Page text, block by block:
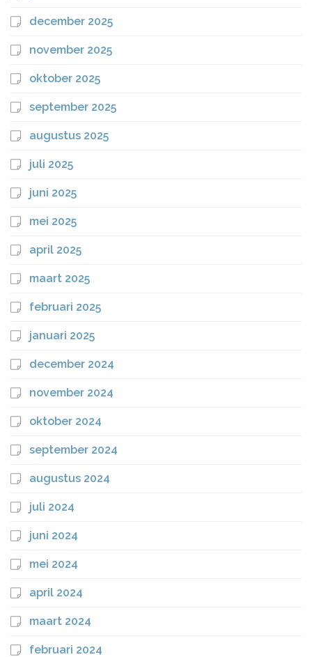
december 2025
november 2025
oktober 2025
september 2025
augustus 2025
juli 2025
juni 2025
mei 2025
april 2025
maart 2025
februari 2025
januari 2025
december 2024
november 2024
oktober 2024
september 2024
augustus 2024
juli 2024
juni 2024
mei 2024
april 2024
maart 2024
februari 2024